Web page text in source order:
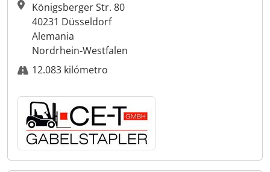
Königsberger Str. 80
40231 Düsseldorf
Alemania
Nordrhein-Westfalen
12.083 kilómetro